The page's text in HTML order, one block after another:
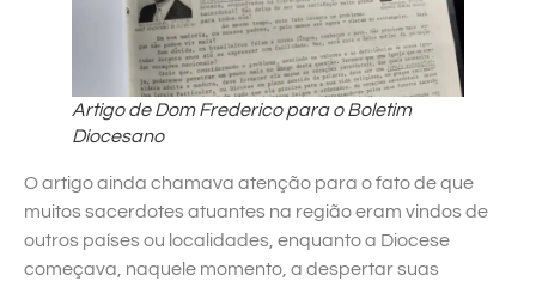
Artigo de Dom Frederico para o Boletim
Diocesano
O artigo ainda chamava atenção para o fato de que
muitos sacerdotes atuantes na região eram vindos de
outros países ou localidades, enquanto a Diocese
começava, naquele momento, a despertar suas